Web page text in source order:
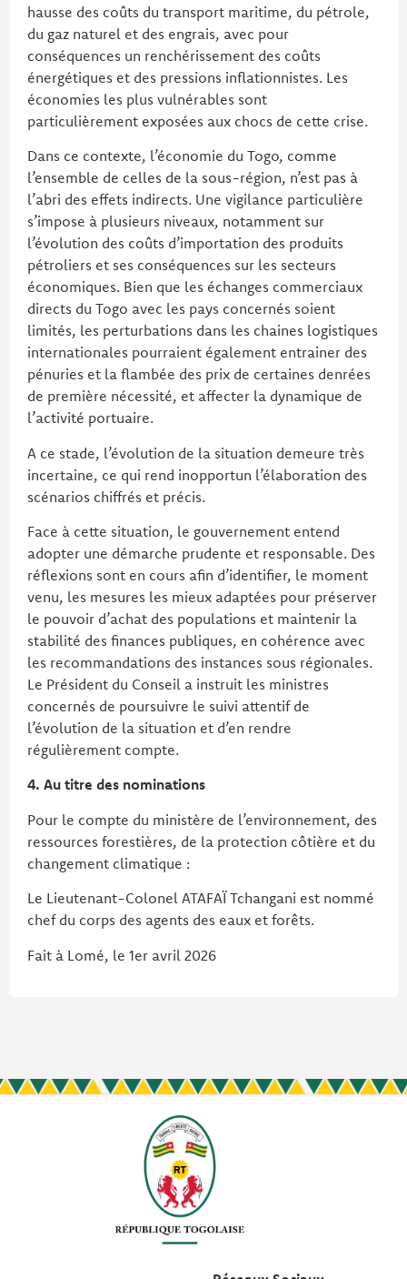
hausse des coûts du transport maritime, du pétrole,
du gaz naturel et des engrais, avec pour
conséquences un renchérissement des coûts
énergétiques et des pressions inflationnistes. Les
économies les plus vulnérables sont
particulièrement exposées aux chocs de cette crise.
Dans ce contexte, l’économie du Togo, comme
l’ensemble de celles de la sous-région, n’est pas à
l’abri des effets indirects. Une vigilance particulière
s’impose à plusieurs niveaux, notamment sur
l’évolution des coûts d’importation des produits
pétroliers et ses conséquences sur les secteurs
économiques. Bien que les échanges commerciaux
directs du Togo avec les pays concernés soient
limités, les perturbations dans les chaines logistiques
internationales pourraient également entrainer des
pénuries et la flambée des prix de certaines denrées
de première nécessité, et affecter la dynamique de
l’activité portuaire.
A ce stade, l’évolution de la situation demeure très
incertaine, ce qui rend inopportun l’élaboration des
scénarios chiffrés et précis.
Face à cette situation, le gouvernement entend
adopter une démarche prudente et responsable. Des
réflexions sont en cours afin d’identifier, le moment
venu, les mesures les mieux adaptées pour préserver
le pouvoir d’achat des populations et maintenir la
stabilité des finances publiques, en cohérence avec
les recommandations des instances sous régionales.
Le Président du Conseil a instruit les ministres
concernés de poursuivre le suivi attentif de
l’évolution de la situation et d’en rendre
régulièrement compte.
4. Au titre des nominations
Pour le compte du ministère de l’environnement, des
ressources forestières, de la protection côtière et du
changement climatique :
Le Lieutenant-Colonel ATAFAÏ Tchangani est nommé
chef du corps des agents des eaux et forêts.
Fait à Lomé, le 1er avril 2026